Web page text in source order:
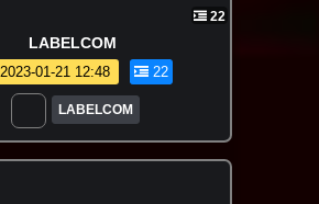
22
LABELCOM
2023-01-21 12:48 22
LABELCOM